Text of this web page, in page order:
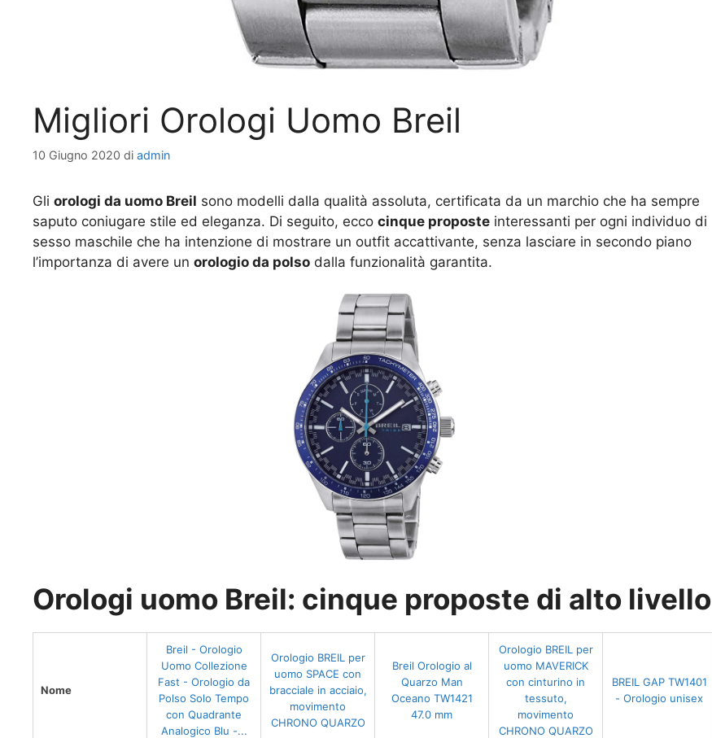
Migliori Orologi Uomo Breil
10 Giugno 2020 di admin
Gli orologi da uomo Breil sono modelli dalla qualità assoluta, certificata da un marchio che ha sempre
saputo coniugare stile ed eleganza. Di seguito, ecco cinque proposte interessanti per ogni individuo di
sesso maschile che ha intenzione di mostrare un outfit accattivante, senza lasciare in secondo piano
l’importanza di avere un orologio da polso dalla funzionalità garantita.
Orologi uomo Breil: cinque proposte di alto livello
Nome
Breil - Orologio
Uomo Collezione
Fast - Orologio da
Polso Solo Tempo
con Quadrante
Analogico Blu -...
Orologio BREIL per
uomo SPACE con
bracciale in acciaio,
movimento
CHRONO QUARZO
Breil Orologio al
Quarzo Man
Oceano TW1421
47.0 mm
Orologio BREIL per
uomo MAVERICK
con cinturino in
tessuto,
movimento
CHRONO QUARZO
BREIL GAP TW1401
- Orologio unisex